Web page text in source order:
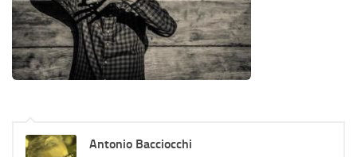
Antonio Bacciocchi